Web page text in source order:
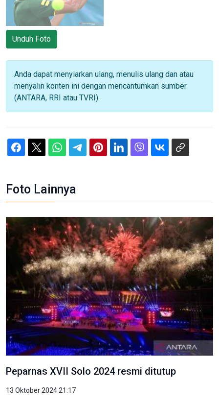
Unduh Foto
Anda dapat menyiarkan ulang, menulis ulang dan atau
menyalin konten ini dengan mencantumkan sumber
(ANTARA, RRI atau TVRI).
Foto Lainnya
Peparnas XVII Solo 2024 resmi ditutup
13 Oktober 2024 21:17